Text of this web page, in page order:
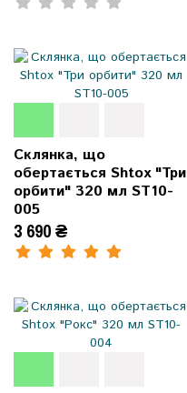
Склянка, що
обертається Shtox "Три
орбити" 320 мл ST10-
005
3 690 ₴